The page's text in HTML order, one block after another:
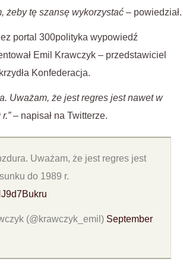
żeby tę szansę wykorzystać – powiedział.
portal 300polityka wypowiedź
Emil Krawczyk – przedstawiciel
Konfederacja.
Uważam, że jest regres jest nawet w
– napisał na Twitterze.
Uważam, że jest regres jest
do 1989 r.
(@krawczyk_emil) September